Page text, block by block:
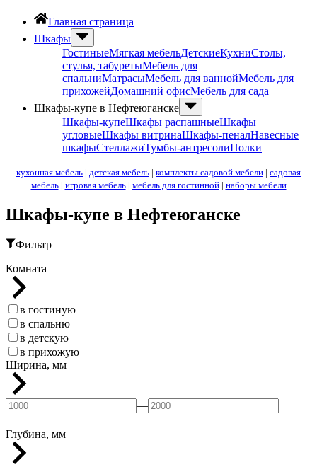
Главная страница
Шкафы
ГостиныеМягкая мебельДетскиеКухниСтолы,
стулья, табуретыМебель для
спальниМатрасыМебель для ваннойМебель для
прихожейДомашний офисМебель для сада
Шкафы-купе в Нефтеюганске
Шкафы-купеШкафы распашныеШкафы
угловыеШкафы витринаШкафы-пеналНавесные
шкафыСтеллажиТумбы-антресолиПолки
кухонная мебель | детская мебель | комплекты садовой мебели | садовая
мебель| игровая мебель| мебель для гостинной| наборы мебели
Шкафы-купе в Нефтеюганске
Фильтр
Комната
в гостиную
в спальню
в детскую
в прихожую
Ширина, мм
—
Глубина, мм